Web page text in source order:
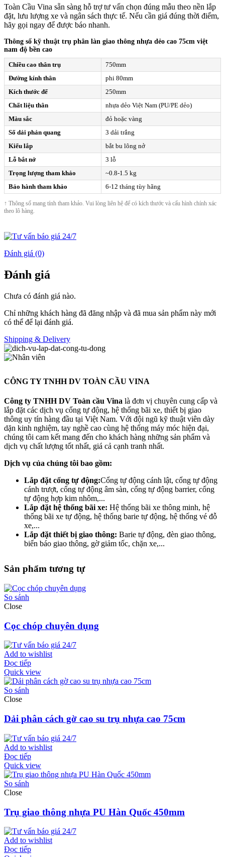
Toàn Cầu Vina sẵn sàng hỗ trợ tư vấn chọn đúng mẫu theo nền lắp
đặt, lưu lượng xe và ngân sách thực tế. Nếu cần giá đúng thời điểm,
hãy gọi ngay để được báo nhanh.
Thông số kỹ thuật trụ phân làn giao thông nhựa dẻo cao 75cm việt
nam độ bền cao
Chiều cao thân trụ
750mm
Đường kính thân
phi 80mm
Kích thước đế
250mm
Chất liệu thân
nhựa dẻo Việt Nam (PU/PE dẻo)
Màu sắc
đỏ hoặc vàng
Số dải phản quang
3 dải trắng
Kiểu lắp
bắt bu lông nở
Lỗ bắt nở
3 lỗ
Trọng lượng tham khảo
~0.8-1.5 kg
Bảo hành tham khảo
6-12 tháng tùy hãng
↑ Thông số mang tính tham khảo. Vui lòng liên hệ để có kích thước và cấu hình chính xác
theo lô hàng.
Đánh giá (0)
Đánh giá
Chưa có đánh giá nào.
Chỉ những khách hàng đã đăng nhập và đã mua sản phẩm này mới
có thể để lại đánh giá.
Shipping & Delivery
CÔNG TY TNHH DV TOÀN CẦU VINA
Công ty TNHH DV Toàn cầu Vina là đơn vị chuyên cung cấp và
lắp đặt các dịch vụ cổng tự động, hệ thống bãi xe, thiết bị giao
thông uy tín hàng đầu tại Việt Nam. Với đội ngũ kỹ thuật viên dày
dặn kinh nghiệm, tay nghề cao cùng hệ thống máy móc hiện đại,
chúng tôi cam kết mang đến cho khách hàng những sản phẩm và
dịch vụ chất lượng tốt nhất, giá cả cạnh tranh nhất.
Dịch vụ của chúng tôi bao gồm:
Lắp đặt cổng tự động:Cổng tự động cánh lật, cổng tự động
cánh trượt, cổng tự động âm sàn, cổng tự động barrier, cổng
tự động hợp kim nhôm,...
Lắp đặt hệ thống bãi xe: Hệ thống bãi xe thông minh, hệ
thống bãi xe tự động, hệ thống barie tự động, hệ thống vé đỗ
xe,...
Lắp đặt thiết bị giao thông: Barie tự động, đèn giao thông,
biển báo giao thông, gờ giảm tốc, chặn xe,...
Sản phẩm tương tự
So sánh
Close
Cọc chóp chuyên dụng
Add to wishlist
Đọc tiếp
Quick view
So sánh
Close
Dải phân cách gờ cao su trụ nhựa cao 75cm
Add to wishlist
Đọc tiếp
Quick view
So sánh
Close
Trụ giao thông nhựa PU Hàn Quốc 450mm
Add to wishlist
Đọc tiếp